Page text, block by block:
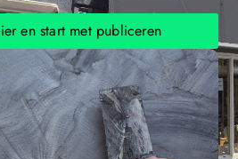
en start met publiceren